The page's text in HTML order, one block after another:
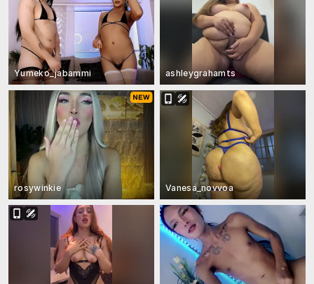
Yumeko_jabammi ashleygrahamts
rosywinkie Vanesa_novvoa